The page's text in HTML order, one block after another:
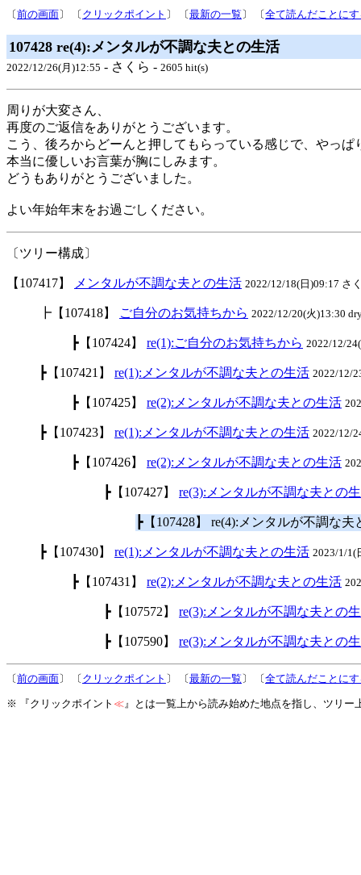
〔前の画面〕 〔 クリックポイント 〕 〔最新の一覧 〕 〔全て読んだことに
107428 re(4):メンタルが不調な夫との生活
2022/12/26(月)12:55 - さくら - 2605 hit(s)
周りが大変さん、
再度のご返信をありがとうございます。
こう、後ろからどーんと押してもらっている感じで、やっ
本当に優しいお言葉が胸にしみます。
どうもありがとうございました。
よい年始年末をお過ごしください。
〔ツリー構成〕
【107417】 メンタルが不調な夫との生活 2022/12/18(日)09:17 さ
┣【107418】 ご自分のお気持ちから 2022/12/20(火)13:30
┣【107424】 re(1):ご自分のお気持ちから 2022/12/
┣【107421】 re(1):メンタルが不調な夫との生活 2022/12/
┣【107425】 re(2):メンタルが不調な夫との生活
┣【107423】 re(1):メンタルが不調な夫との生活 2022/12/
┣【107426】 re(2):メンタルが不調な夫との生活
┣【107427】 re(3):メンタルが不調な夫との
┣【107428】 re(4):メンタルが不調な
┣【107430】 re(1):メンタルが不調な夫との生活 2023/1/1(
┣【107431】 re(2):メンタルが不調な夫との生活
┣【107572】 re(3):メンタルが不調な夫との
┣【107590】 re(3):メンタルが不調な夫との
〔前の画面〕 〔 クリックポイント 〕 〔最新の一覧 〕 〔全て読んだことに
※ 『クリックポイント ≪』とは一覧上から読み始めた地点を指し、ツリ